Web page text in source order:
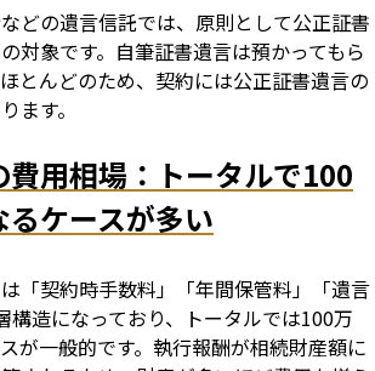
どの遺言信託では、原則として公正証書
対象です。自筆証書遺言は預かってもら
とんどのため、契約には公正証書遺言の
ます。
費用相場：トータルで100
ケースが多い
「契約時手数料」「年間保管料」「遺言
構造になっており、トータルでは100万
が一般的です。執行報酬が相続財産額に